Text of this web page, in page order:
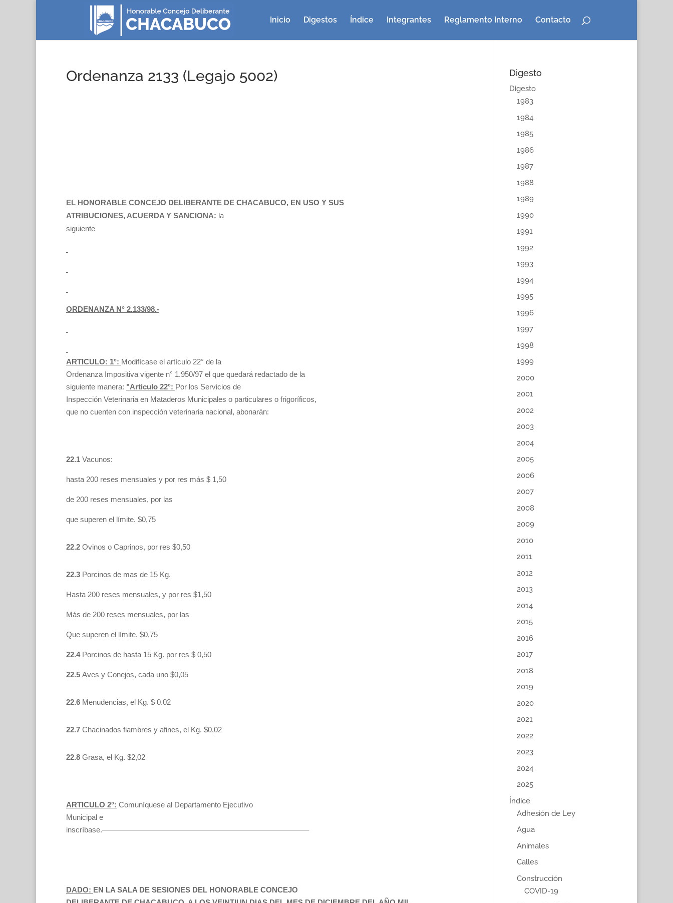
Inicio Digestos Índice Integrantes Reglamento Interno Contacto
Ordenanza 2133 (Legajo 5002)
EL HONORABLE CONCEJO DELIBERANTE DE CHACABUCO, EN USO Y SUS
ATRIBUCIONES, ACUERDA Y SANCIONA: la
siguiente
ORDENANZA N° 2.133/98.-
ARTICULO: 1°: Modifícase el artículo 22° de la
Ordenanza Impositiva vigente n° 1.950/97 el que quedará redactado de la
siguiente manera: "Articulo 22°: Por los Servicios de
Inspección Veterinaria en Mataderos Municipales o particulares o frigoríficos,
que no cuenten con inspección veterinaria nacional, abonarán:
22.1 Vacunos:
hasta 200 reses mensuales y por res más $ 1,50
de 200 reses mensuales, por las
que superen el límite. $0,75
22.2 Ovinos o Caprinos, por res $0,50
22.3 Porcinos de mas de 15 Kg.
Hasta 200 reses mensuales, y por res $1,50
Más de 200 reses mensuales, por las
Que superen el límite. $0,75
22.4Porcinos de hasta 15 Kg. por res $ 0,50
22.5 Aves y Conejos, cada uno $0,05
22.6 Menudencias, el Kg. $ 0.02
22.7 Chacinados fiambres y afines, el Kg. $0,02
22.8 Grasa, el Kg. $2,02
ARTICULO 2°: Comuníquese al Departamento Ejecutivo
Municipal e
inscríbase.———————————————————————————–
DADO: EN LA SALA DE SESIONES DEL HONORABLE CONCEJO
Digesto
Digesto
1983
1984
1985
1986
1987
1988
1989
1990
1991
1992
1993
1994
1995
1996
1997
1998
1999
2000
2001
2002
2003
2004
2005
2006
2007
2008
2009
2010
2011
2012
2013
2014
2015
2016
2017
2018
2019
2020
2021
2022
2023
2024
2025
Índice
Adhesión de Ley
Agua
Animales
Calles
Construcción
COVID-19